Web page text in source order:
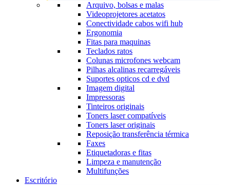
Arquivo, bolsas e malas
Videoprojetores acetatos
Conectividade cabos wifi hub
Ergonomia
Fitas para maquinas
Teclados ratos
Colunas microfones webcam
Pilhas alcalinas recarregáveis
Suportes opticos cd e dvd
Imagem digital
Impressoras
Tinteiros originais
Toners laser compatíveis
Toners laser originais
Reposição transferência térmica
Faxes
Etiquetadoras e fitas
Limpeza e manutenção
Multifunções
Escritório